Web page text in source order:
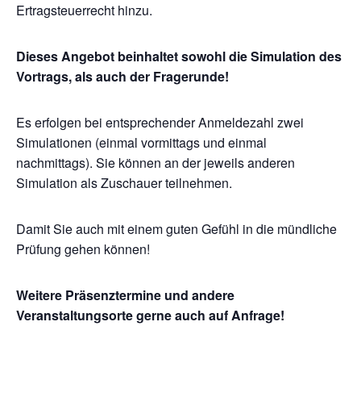
Ertragsteuerrecht hinzu.
Dieses Angebot beinhaltet sowohl die Simulation des
Vortrags, als auch der Fragerunde!
Es erfolgen bei entsprechender Anmeldezahl zwei
Simulationen (einmal vormittags und einmal
nachmittags). Sie können an der jeweils anderen
Simulation als Zuschauer teilnehmen.
Damit Sie auch mit einem guten Gefühl in die mündliche
Prüfung gehen können!
Weitere Präsenztermine und andere
Veranstaltungsorte gerne auch auf Anfrage!